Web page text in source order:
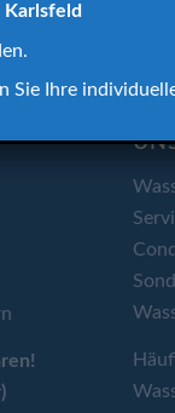
Karlsfeld
Sie Ihre